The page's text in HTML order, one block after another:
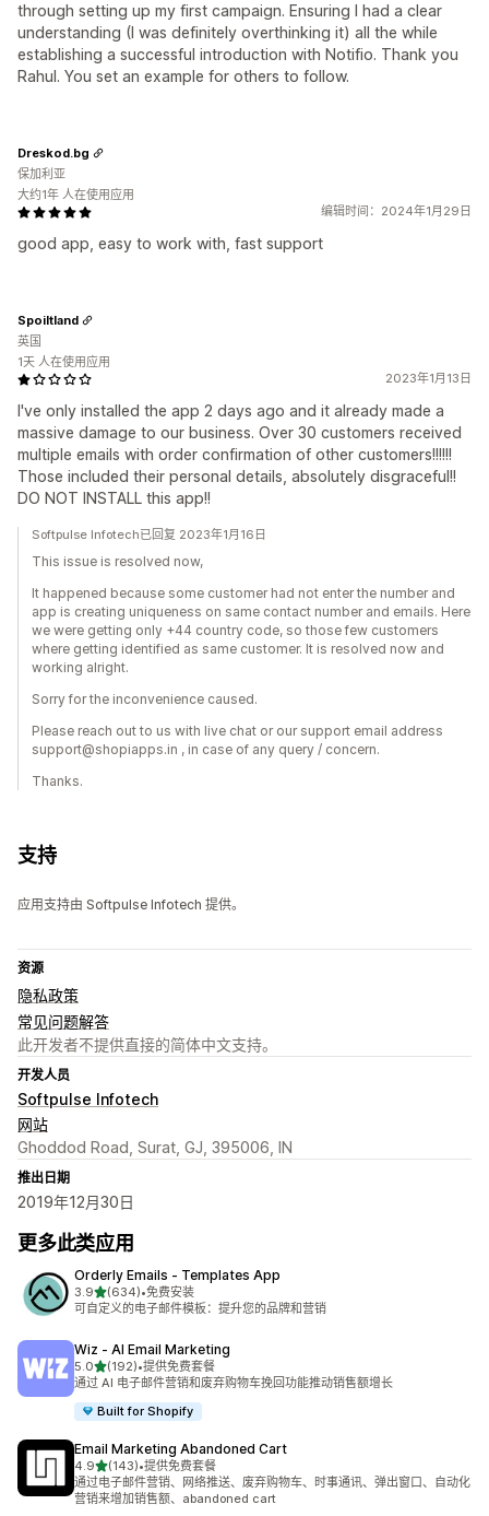
through setting up my first campaign. Ensuring I had a clear
understanding (I was definitely overthinking it) all the while
establishing a successful introduction with Notifio. Thank you
Rahul. You set an example for others to follow.
编辑时间：2024年1月29日
good app, easy to work with, fast support
Dreskod.bg
保加利亚
大约1年 人在使用应用
2023年1月13日
I've only installed the app 2 days ago and it already made a
massive damage to our business. Over 30 customers received
multiple emails with order confirmation of other customers!!!!!!
Those included their personal details, absolutely disgraceful!!
DO NOT INSTALL this app!!
Spoiltland
英国
1天 人在使用应用
Softpulse Infotech已回复 2023年1月16日
This issue is resolved now,
It happened because some customer had not enter the number and
app is creating uniqueness on same contact number and emails. Here
we were getting only +44 country code, so those few customers
where getting identified as same customer. It is resolved now and
working alright.
Sorry for the inconvenience caused.
Please reach out to us with live chat or our support email address
support@shopiapps.in , in case of any query / concern.
Thanks.
支持
应用支持由 Softpulse Infotech 提供。
资源
隐私政策
常见问题解答
此开发者不提供直接的简体中文支持。
开发人员
Softpulse Infotech
网站
Ghoddod Road, Surat, GJ, 395006, IN
推出日期
2019年12月30日
更多此类应用
Orderly Emails ‑ Templates App
3.9星（满分 5 星）
(634)
总共 634 条评论
•免费安装
可自定义的电子邮件模板：提升您的品牌和营销
Wiz ‑ AI Email Marketing
5.0星（满分 5 星）
(192)
总共 192 条评论
•提供免费套餐
通过 AI 电子邮件营销和废弃购物车挽回功能推动销售额增长
Built for Shopify
Email Marketing Abandoned Cart
4.9星（满分 5 星）
(143)
总共 143 条评论
•提供免费套餐
通过电子邮件营销、网络推送、废弃购物车、时事通讯、弹出窗口、自动化
营销来增加销售额、abandoned cart